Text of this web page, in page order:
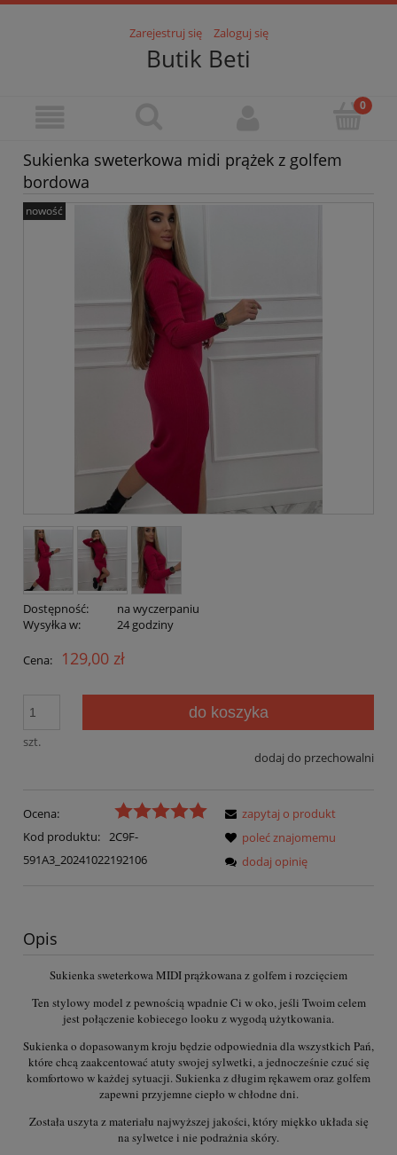
Zarejestruj się Zaloguj się
Butik Beti
Sukienka sweterkowa midi prążek z golfem
bordowa
nowość
Dostępność:
na wyczerpaniu
Wysyłka w:
24 godziny
Cena: 129,00 zł
szt.
do koszyka
dodaj do przechowalni
Ocena:
Kod produktu: 2C9F-
591A3_20241022192106
zapytaj o produkt
poleć znajomemu
dodaj opinię
Opis
Sukienka sweterkowa MIDI prążkowana z golfem i rozcięciem
Ten stylowy model z pewnością wpadnie Ci w oko, jeśli Twoim celem
jest połączenie kobiecego looku z wygodą użytkowania.
Sukienka o dopasowanym kroju będzie odpowiednia dla wszystkich Pań,
które chcą zaakcentować atuty swojej sylwetki, a jednocześnie czuć się
komfortowo w każdej sytuacji. Sukienka z długim rękawem oraz golfem
zapewni przyjemne ciepło w chłodne dni.
Została uszyta z materiału najwyższej jakości, który miękko układa się
na sylwetce i nie podrażnia skóry.